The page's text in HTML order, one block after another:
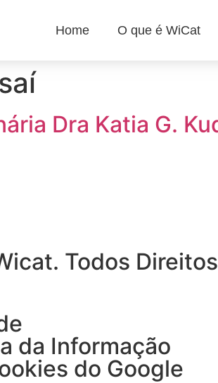
Home O que é WiCat
Dra Katia G.
Todos
da Informação
do Google